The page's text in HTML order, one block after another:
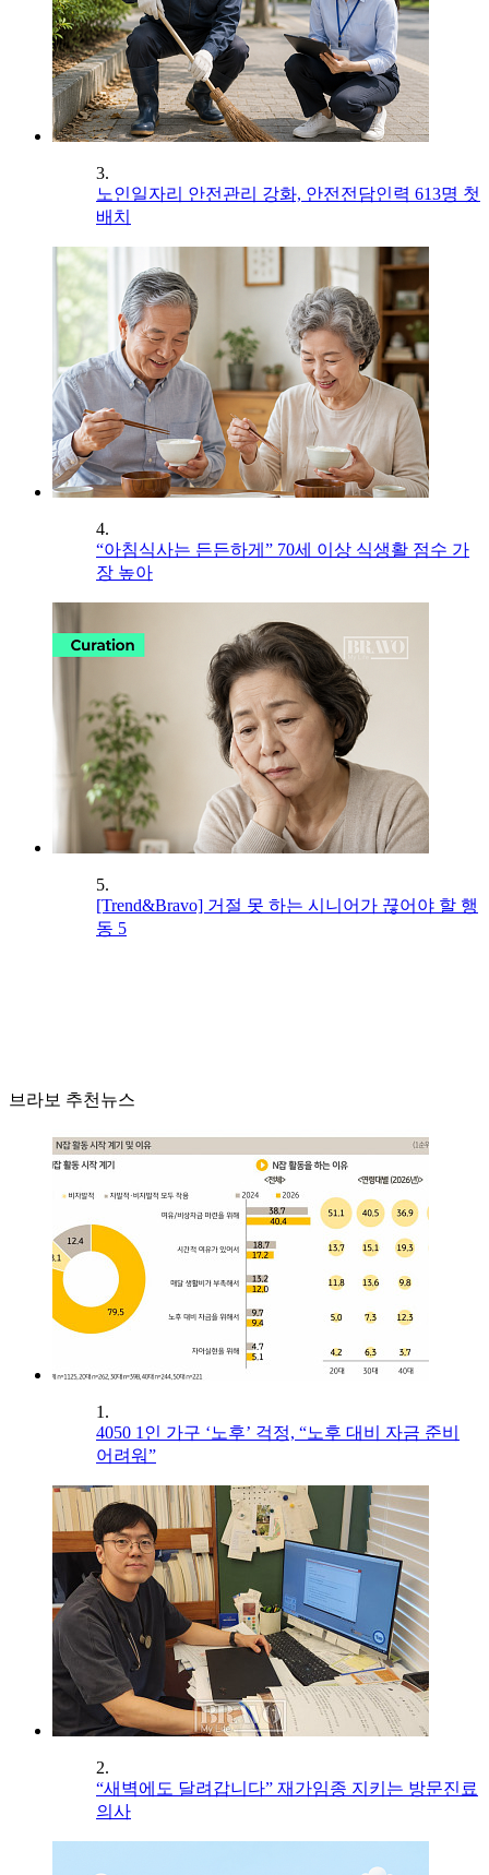
3.
노인일자리 안전관리 강화, 안전전담인력 613명 첫
배치
4.
“아침식사는 든든하게” 70세 이상 식생활 점수 가
장 높아
5.
[Trend&Bravo] 거절 못 하는 시니어가 끊어야 할 행
동 5
브라보 추천뉴스
1.
4050 1인 가구 ‘노후’ 걱정, “노후 대비 자금 준비
어려워”
2.
“새벽에도 달려갑니다” 재가임종 지키는 방문진료
의사